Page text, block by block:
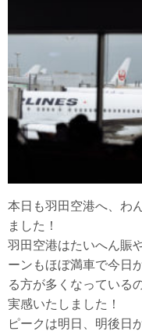
本日も羽田空港へ、わ
ました！
羽田空港はたいへん賑
ーンもほぼ満車で今日
る方が多くなっている
実感いたしました！
ピークは明日、明後日